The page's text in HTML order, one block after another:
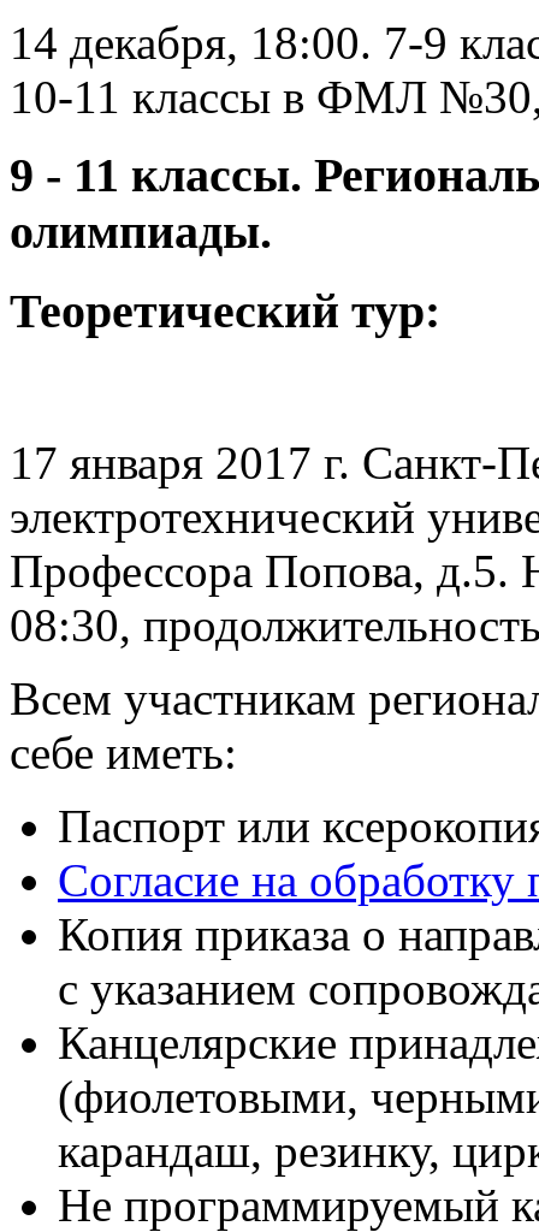
14 декабря, 18:00. 7-9
10-11 классы в ФМЛ
9 - 11 классы.
олимпиады.
Теоретический тур:
17 января 2017 г. Санкт-
электротехнический
Профессора Попова, д.5.
08:30,
Всем участникам
себе иметь:
Паспорт или
Согласие на
Копия приказа о
с указанием
Канцелярские
(фиолетовыми,
карандаш, резинку,
Не программируемый